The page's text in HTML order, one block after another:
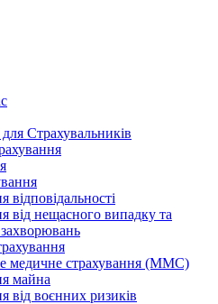
Страхувальників
відповідальності
від нещасного випадку та
медичне страхування (ММС)
майна
від воєнних ризиків